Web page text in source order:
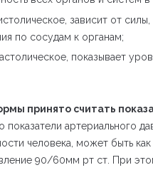
зависит от
по сосудам к органам;
показывает
принято считать
показатели артериального
человека, может быть
90/60мм рт ст. При